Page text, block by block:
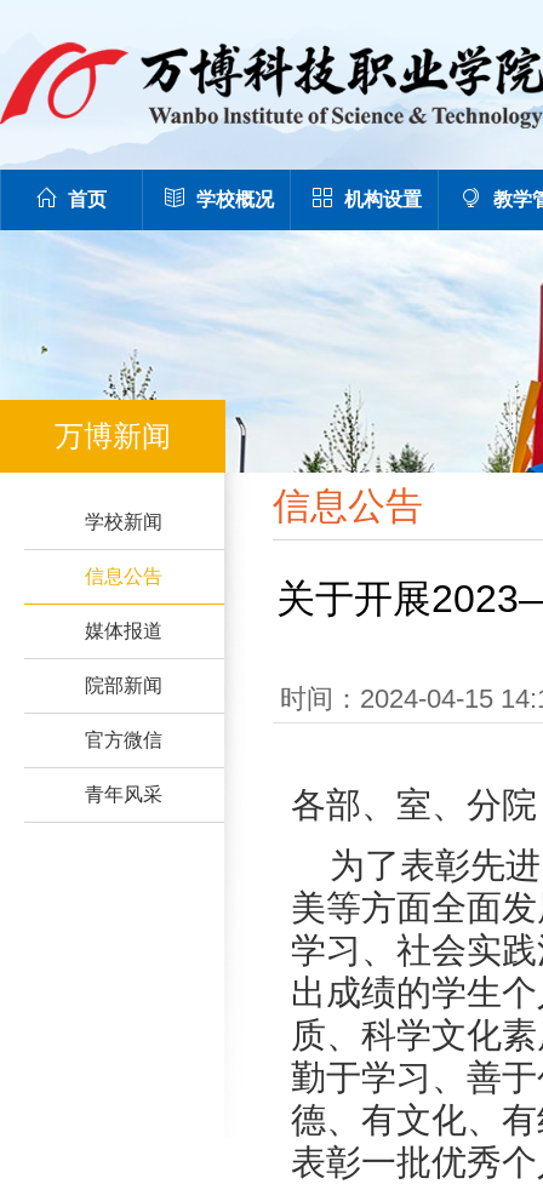
首页 学校概况 机构设置 教学
万博新闻
学校新闻
信息公告
媒体报道
院部新闻
官方微信
青年风采
信息公告
关于开展
时间：2024-04-15
各部、室、分
为了表彰先
美等方面全面
学习、社会实
出成绩的学生
质、科学文化
勤于学习、善
德、有文化、
表彰一批优秀